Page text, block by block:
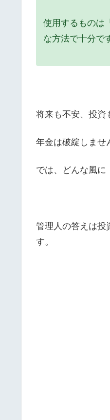
使用するものは
な方法で十分で
将来も不安、投資
年金は破綻しませ
では、どんな風に
管理人の答えは投
す。